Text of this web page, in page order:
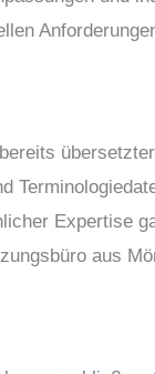
Expertise
aus